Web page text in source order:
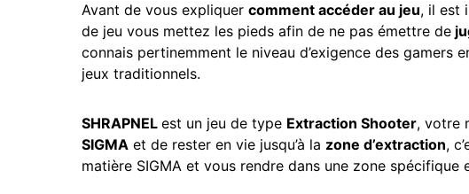
Avant de vous expliquer comment accéder au jeu, il est
de jeu vous mettez les pieds afin de ne pas émettre de
connais pertinemment le niveau d’exigence des gamers
jeux traditionnels.
SHRAPNEL est un jeu de type Extraction Shooter, votre
SIGMA et de rester en vie jusqu’à la zone d’extraction,
matière SIGMA et vous rendre dans une zone